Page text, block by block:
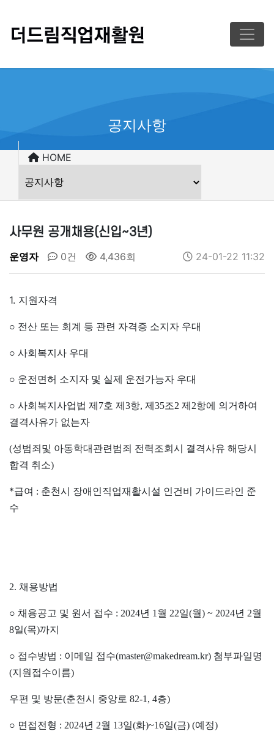
공지사항
HOME
사무원 공개채용(신입~3년)
운영자 0건 4,436회 24-01-22 11:32
1. 지원자격
○ 전산 또는 회계 등 관련 자격증 소지자 우대
○ 사회복지사 우대
○ 운전면허 소지자 및 실제 운전가능자 우대
○ 사회복지사업법 제 7호 제 3항, 제 35조2 제 2항에 의거하여
결격사유가 없는자
(성범죄및 아동학대관련범죄 전력조회시 결격사유 해당시
합격 취소)
*급여 : 춘천시 장애인직업재활시설 인건비 가이드라인 준
수
2. 채용방법
○ 채용공고 및 원서 접수 : 2024년 1 월 22일(월) ~ 2024년 2월
8일(목)까지
○ 접수방법 : 이메일 접수(master@makedream.kr) 첨부파일명
(지원접수이름)
우편 및 방문(춘천시 중앙로 82-1, 4층)
○ 면접전형 : 2024년 2월 13일(화)~16일(금) (예정)